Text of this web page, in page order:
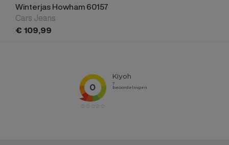
Winterjas Howham 60157
Cars Jeans
€ 109,99